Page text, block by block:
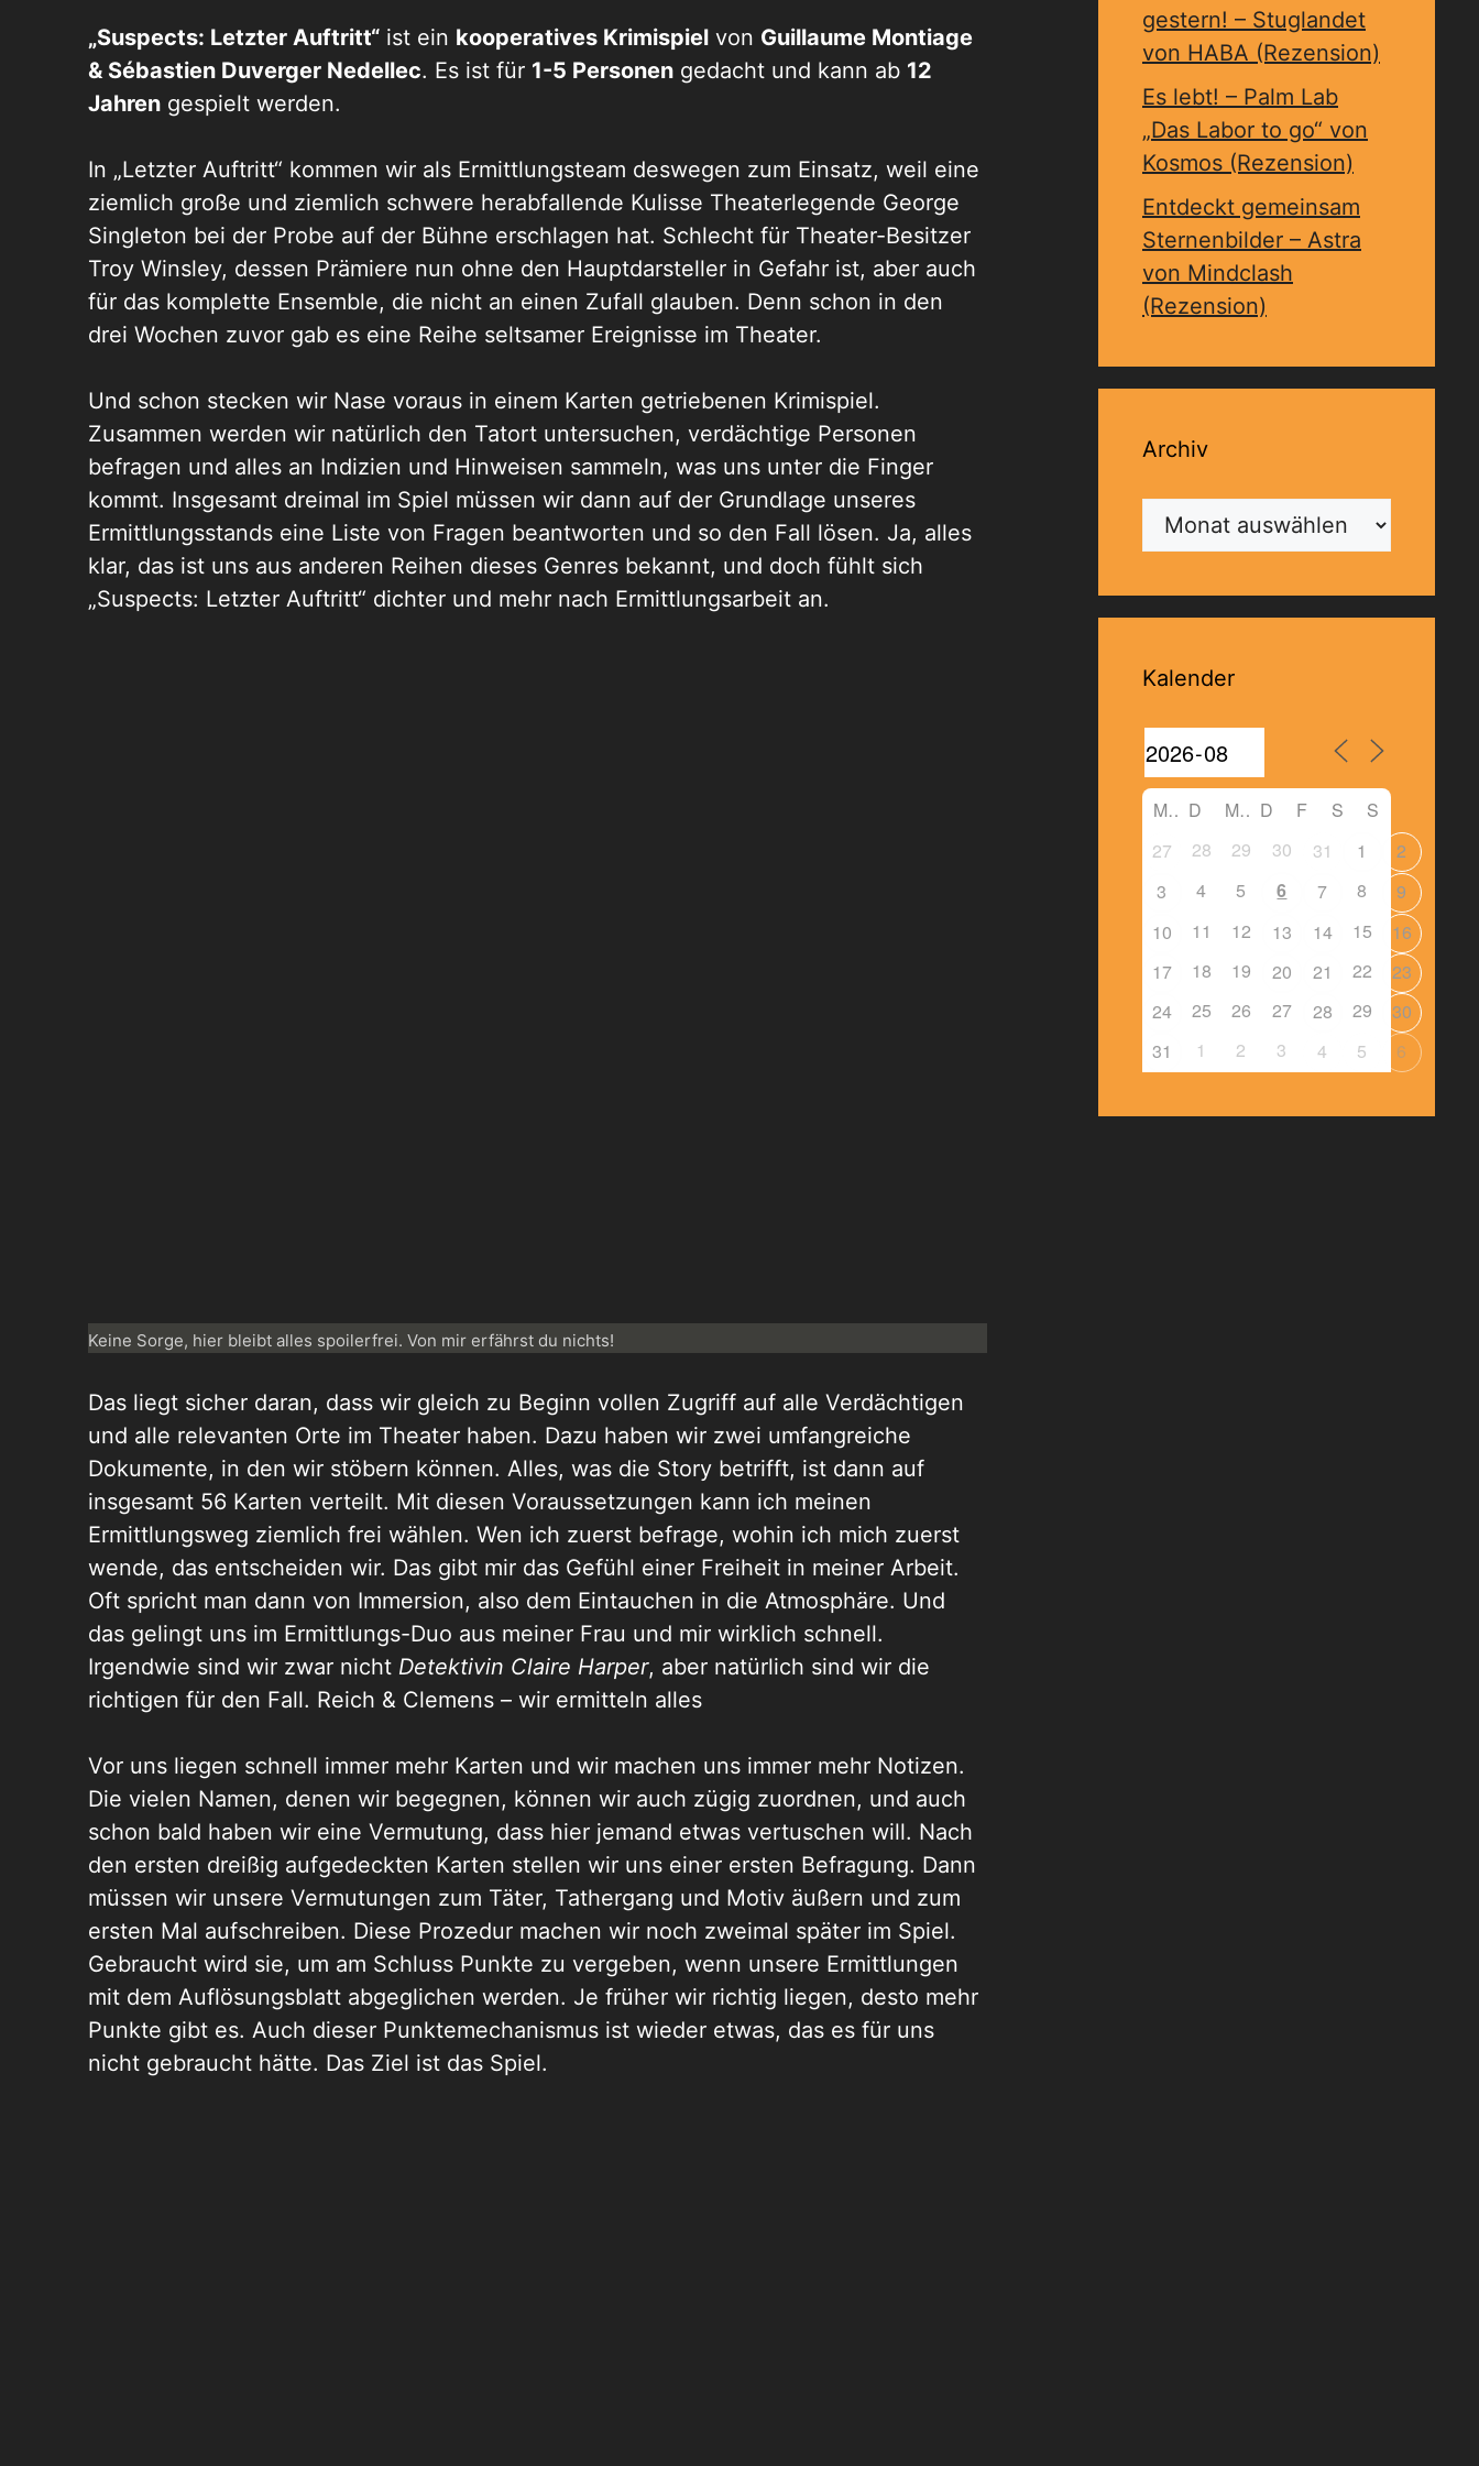
„Suspects: Letzter Auftritt“ ist ein kooperatives Krimispiel von Guillaume Montiage
& Sébastien Duverger Nedellec. Es ist für 1-5 Personen gedacht und kann ab 12
Jahren gespielt werden.
In „Letzter Auftritt“ kommen wir als Ermittlungsteam deswegen zum Einsatz, weil eine
ziemlich große und ziemlich schwere herabfallende Kulisse Theaterlegende George
Singleton bei der Probe auf der Bühne erschlagen hat. Schlecht für Theater-Besitzer
Troy Winsley, dessen Prämiere nun ohne den Hauptdarsteller in Gefahr ist, aber auch
für das komplette Ensemble, die nicht an einen Zufall glauben. Denn schon in den
drei Wochen zuvor gab es eine Reihe seltsamer Ereignisse im Theater.
Und schon stecken wir Nase voraus in einem Karten getriebenen Krimispiel.
Zusammen werden wir natürlich den Tatort untersuchen, verdächtige Personen
befragen und alles an Indizien und Hinweisen sammeln, was uns unter die Finger
kommt. Insgesamt dreimal im Spiel müssen wir dann auf der Grundlage unseres
Ermittlungsstands eine Liste von Fragen beantworten und so den Fall lösen. Ja, alles
klar, das ist uns aus anderen Reihen dieses Genres bekannt, und doch fühlt sich
„Suspects: Letzter Auftritt“ dichter und mehr nach Ermittlungsarbeit an.
Keine Sorge, hier bleibt alles spoilerfrei. Von mir erfährst du nichts!
Das liegt sicher daran, dass wir gleich zu Beginn vollen Zugriff auf alle Verdächtigen
und alle relevanten Orte im Theater haben. Dazu haben wir zwei umfangreiche
Dokumente, in den wir stöbern können. Alles, was die Story betrifft, ist dann auf
insgesamt 56 Karten verteilt. Mit diesen Voraussetzungen kann ich meinen
Ermittlungsweg ziemlich frei wählen. Wen ich zuerst befrage, wohin ich mich zuerst
wende, das entscheiden wir. Das gibt mir das Gefühl einer Freiheit in meiner Arbeit.
Oft spricht man dann von Immersion, also dem Eintauchen in die Atmosphäre. Und
das gelingt uns im Ermittlungs-Duo aus meiner Frau und mir wirklich schnell.
Irgendwie sind wir zwar nicht Detektivin Claire Harper, aber natürlich sind wir die
richtigen für den Fall. Reich & Clemens – wir ermitteln alles
Vor uns liegen schnell immer mehr Karten und wir machen uns immer mehr Notizen.
Die vielen Namen, denen wir begegnen, können wir auch zügig zuordnen, und auch
schon bald haben wir eine Vermutung, dass hier jemand etwas vertuschen will. Nach
den ersten dreißig aufgedeckten Karten stellen wir uns einer ersten Befragung. Dann
müssen wir unsere Vermutungen zum Täter, Tathergang und Motiv äußern und zum
ersten Mal aufschreiben. Diese Prozedur machen wir noch zweimal später im Spiel.
Gebraucht wird sie, um am Schluss Punkte zu vergeben, wenn unsere Ermittlungen
mit dem Auflösungsblatt abgeglichen werden. Je früher wir richtig liegen, desto mehr
Punkte gibt es. Auch dieser Punktemechanismus ist wieder etwas, das es für uns
nicht gebraucht hätte. Das Ziel ist das Spiel.
gestern! – Stuglandet
von HABA (Rezension)
Es lebt! – Palm Lab
„Das Labor to go“ von
Kosmos (Rezension)
Entdeckt gemeinsam
Sternenbilder – Astra
von Mindclash
(Rezension)
Archiv
Archiv
Kalender
M D M D F S
S
27
28 29 30 31 1
2
3
4 5 6 7 8
9
10
11 12 13 14 15
16
17
18 19 20 21 22
23
24
25 26 27 28 29
30
31
1 2 3 4 5 6